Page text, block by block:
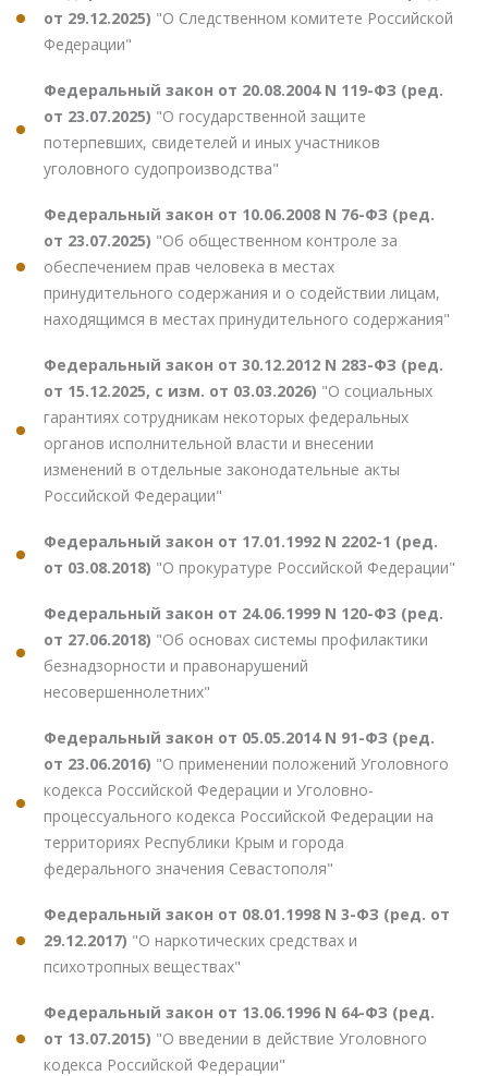
от 29.12.2025) "О Следственном комитете Российской
Федерации"
Федеральный закон от 20.08.2004 N 119-ФЗ (ред.
от 23.07.2025) "О государственной защите
потерпевших, свидетелей и иных участников
уголовного судопроизводства"
Федеральный закон от 10.06.2008 N 76-ФЗ (ред.
от 23.07.2025) "Об общественном контроле за
обеспечением прав человека в местах
принудительного содержания и о содействии лицам,
находящимся в местах принудительного содержания"
Федеральный закон от 30.12.2012 N 283-ФЗ (ред.
от 15.12.2025, с изм. от 03.03.2026) "О социальных
гарантиях сотрудникам некоторых федеральных
органов исполнительной власти и внесении
изменений в отдельные законодательные акты
Российской Федерации"
Федеральный закон от 17.01.1992 N 2202-1 (ред.
от 03.08.2018) "О прокуратуре Российской Федерации"
Федеральный закон от 24.06.1999 N 120-ФЗ (ред.
от 27.06.2018) "Об основах системы профилактики
безнадзорности и правонарушений
несовершеннолетних"
Федеральный закон от 05.05.2014 N 91-ФЗ (ред.
от 23.06.2016) "О применении положений Уголовного
кодекса Российской Федерации и Уголовно-
процессуального кодекса Российской Федерации на
территориях Республики Крым и города
федерального значения Севастополя"
Федеральный закон от 08.01.1998 N 3-ФЗ (ред. от
29.12.2017) "О наркотических средствах и
психотропных веществах"
Федеральный закон от 13.06.1996 N 64-ФЗ (ред.
от 13.07.2015) "О введении в действие Уголовного
кодекса Российской Федерации"